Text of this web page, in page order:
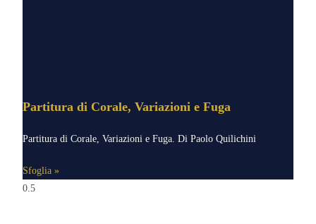
Partitura di Corale, Variazioni e Fuga
Partitura di Corale, Variazioni e Fuga. Di Paolo Quilichini
Sfoglia »